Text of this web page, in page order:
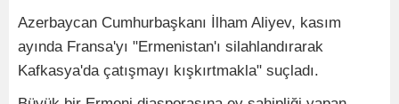
Azerbaycan Cumhurbaşkanı İlham Aliyev, kasım
ayında Fransa'yı "Ermenistan'ı silahlandırarak
Kafkasya'da çatışmayı kışkırtmakla" suçladı.